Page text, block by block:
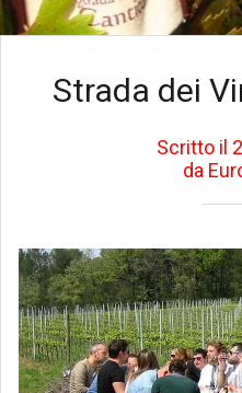
Strada dei
Scritto il
da